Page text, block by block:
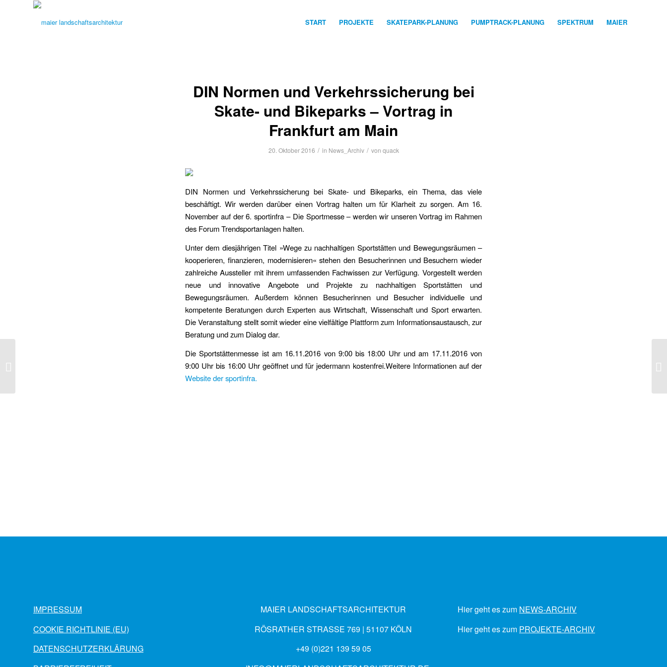
START PROJEKTE SKATEPARK-PLANUNG PUMPTRACK-PLANUNG SPEKTRUM MAIER
DIN Normen und Verkehrssicherung bei
Skate- und Bikeparks – Vortrag in
Frankfurt am Main
20. Oktober 2016 / in News_Archiv / von quack
DIN Normen und Verkehrssicherung bei Skate- und Bikeparks, ein Thema, das viele
beschäftigt. Wir werden darüber einen Vortrag halten um für Klarheit zu sorgen. Am 16.
November auf der 6. sportinfra – Die Sportmesse – werden wir unseren Vortrag im Rahmen
des Forum Trendsportanlagen halten.
Unter dem diesjährigen Titel »Wege zu nachhaltigen Sportstätten und Bewegungsräumen –
kooperieren, finanzieren, modernisieren« stehen den Besucherinnen und Besuchern wieder
zahlreiche Aussteller mit ihrem umfassenden Fachwissen zur Verfügung. Vorgestellt werden
neue und innovative Angebote und Projekte zu nachhaltigen Sportstätten und
Bewegungsräumen. Außerdem können Besucherinnen und Besucher individuelle und
kompetente Beratungen durch Experten aus Wirtschaft, Wissenschaft und Sport erwarten.
Die Veranstaltung stellt somit wieder eine vielfältige Plattform zum Informationsaustausch, zur
Beratung und zum Dialog dar.
Die Sportstättenmesse ist am 16.11.2016 von 9:00 bis 18:00 Uhr und am 17.11.2016 von
9:00 Uhr bis 16:00 Uhr geöffnet und für jedermann kostenfrei.Weitere Informationen auf der
Website der sportinfra.
IMPRESSUM
COOKIE RICHTLINIE (EU)
DATENSCHUTZERKLÄRUNG
MAIER LANDSCHAFTSARCHITEKTUR
RÖSRATHER STRASSE 769 | 51107 KÖLN
+49 (0)221 139 59 05
Hier geht es zum NEWS-ARCHIV
Hier geht es zum PROJEKTE-ARCHIV